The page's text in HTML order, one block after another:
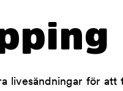
livesändningar för